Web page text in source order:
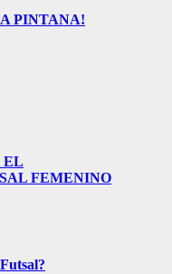
PINTANA!
EL
FEMENINO